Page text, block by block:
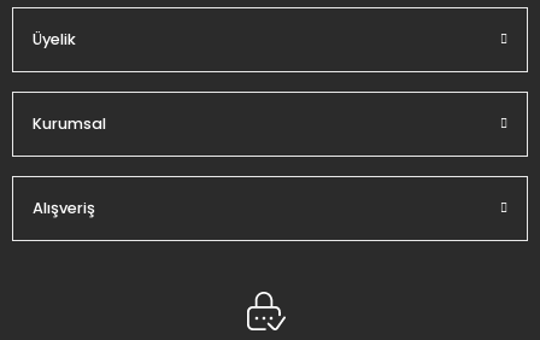
Üyelik
Kurumsal
Alışveriş